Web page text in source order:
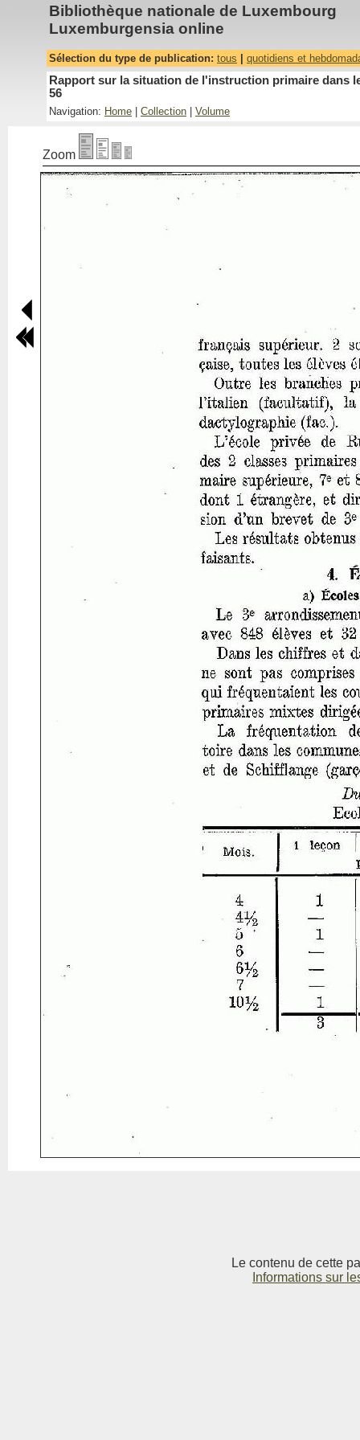
Bibliothèque nationale de Luxembourg
Luxemburgensia online
Sélection du type de publication: tous quotidiens et
Rapport sur la situation de l'instruction primaire dans
56
Navigation: Home Collection Volume
Zoom
Le contenu de cette
Informations sur